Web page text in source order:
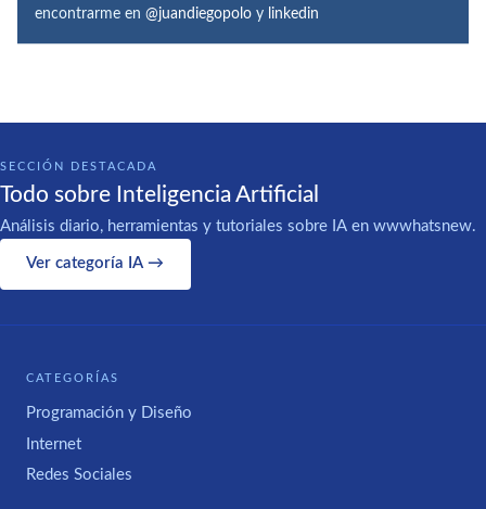
encontrarme en @juandiegopolo y linkedin
SECCIÓN DESTACADA
Todo sobre Inteligencia Artificial
Análisis diario, herramientas y tutoriales sobre IA en wwwhatsnew.
Ver categoría IA →
CATEGORÍAS
Programación y Diseño
Internet
Redes Sociales